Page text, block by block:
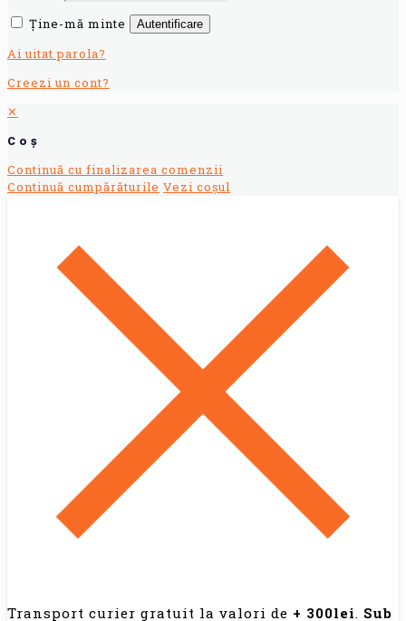
Ține-mă minte
Autentificare
Ai uitat parola?
Creezi un cont?
✕
Coș
Continuă cu finalizarea comenzii
Continuă cumpărăturile Vezi coșul
Transport curier gratuit la valori de + 300lei. Sub